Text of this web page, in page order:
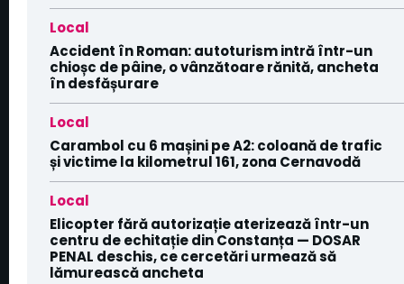
Local
Accident în Roman: autoturism intră într-un
chioșc de pâine, o vânzătoare rănită, ancheta
în desfășurare
Local
Carambol cu 6 mașini pe A2: coloană de trafic
și victime la kilometrul 161, zona Cernavodă
Local
Elicopter fără autorizație aterizează într-un
centru de echitație din Constanța — DOSAR
PENAL deschis, ce cercetări urmează să
lămurească ancheta